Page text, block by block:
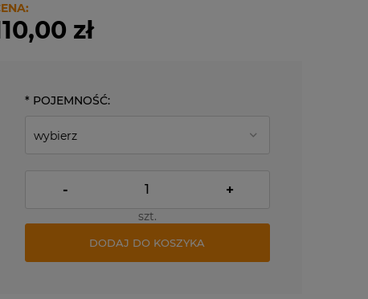
zł
* POJEMNOŚĆ:
- +
szt.
DODAJ DO KOSZYKA